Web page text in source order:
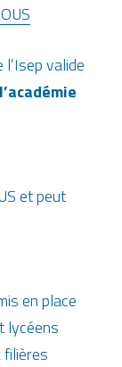
valide
l’académie
et peut
en place
lycéens
filières